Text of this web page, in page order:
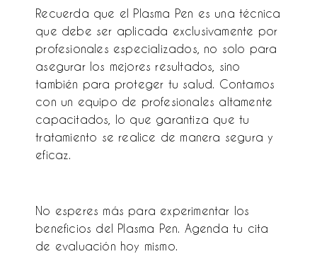
Recuerda que el Plasma Pen es una técnica
que debe ser aplicada exclusivamente por
profesionales especializados, no solo para
asegurar los mejores resultados, sino
también para proteger tu salud. Contamos
con un equipo de profesionales altamente
capacitados, lo que garantiza que tu
tratamiento se realice de manera segura y
eficaz.
No esperes más para experimentar los
beneficios del Plasma Pen. Agenda tu cita
de evaluación hoy mismo.